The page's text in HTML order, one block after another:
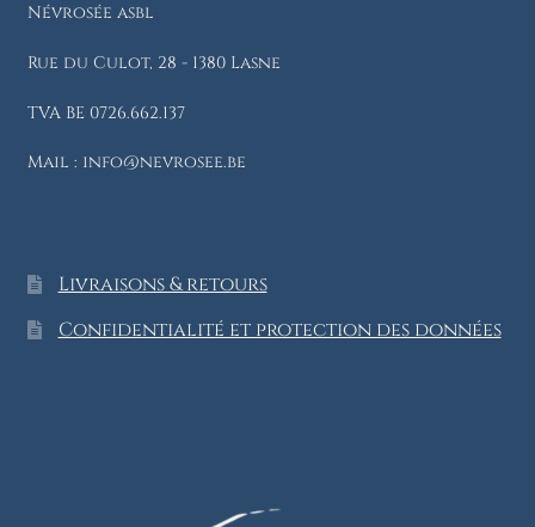
Névrosée asbl
Rue du Culot, 28 - 1380 Lasne
TVA BE 0726.662.137
Mail : info@nevrosee.be
Livraisons & retours
Confidentialité et protection des données